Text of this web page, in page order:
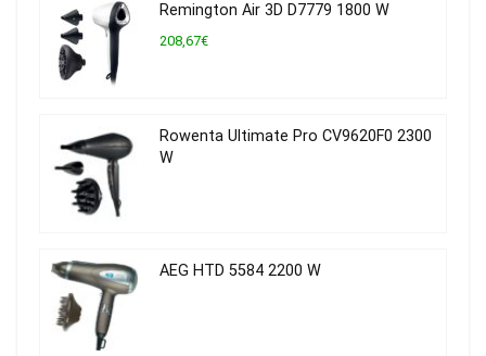
Remington Air 3D D7779 1800 W
208,67€
Rowenta Ultimate Pro CV9620F0 2300
W
AEG HTD 5584 2200 W